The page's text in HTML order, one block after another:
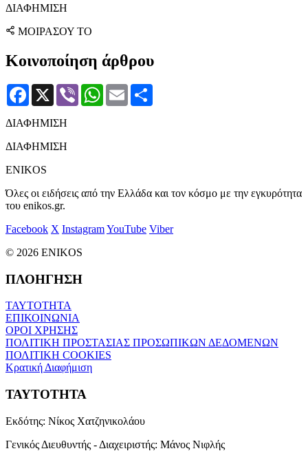
ΔΙΑΦΗΜΙΣΗ
ΜΟΙΡΑΣΟΥ ΤΟ
Κοινοποίηση άρθρου
Facebook
X Viber WhatsApp
Email
ΔΙΑΦΗΜΙΣΗ
ΔΙΑΦΗΜΙΣΗ
ENIKOS
Όλες οι ειδήσεις από την Ελλάδα και τον κόσμο με την εγκυρότητα
του enikos.gr.
Facebook X InstagramYouTube Viber
© 2026 ENIKOS
ΠΛΟΗΓΗΣΗ
ΤΑΥΤΟΤΗΤΑ
ΕΠΙΚΟΙΝΩΝΙΑ
ΟΡΟΙ ΧΡΗΣΗΣ
ΠΟΛΙΤΙΚΗ ΠΡΟΣΤΑΣΙΑΣ ΠΡΟΣΩΠΙΚΩΝ ΔΕΔΟΜΕΝΩΝ
ΠΟΛΙΤΙΚΗ COOKIES
Κρατική Διαφήμιση
ΤΑΥΤΟΤΗΤΑ
Εκδότης: Νίκος Χατζηνικολάου
Γενικός Διευθυντής - Διαχειριστής: Μάνος Νιφλής